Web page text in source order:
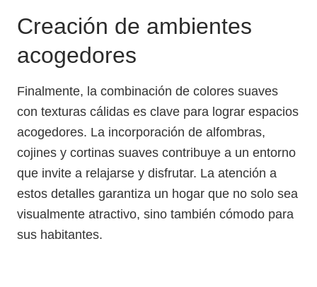
Creación de ambientes
acogedores
Finalmente, la combinación de colores suaves
con texturas cálidas es clave para lograr espacios
acogedores. La incorporación de alfombras,
cojines y cortinas suaves contribuye a un entorno
que invite a relajarse y disfrutar. La atención a
estos detalles garantiza un hogar que no solo sea
visualmente atractivo, sino también cómodo para
sus habitantes.